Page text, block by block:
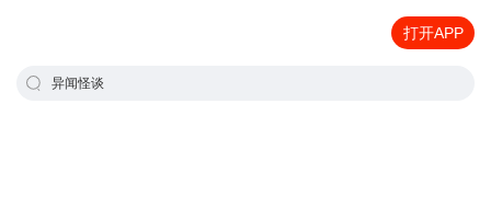
打开APP
异闻怪谈